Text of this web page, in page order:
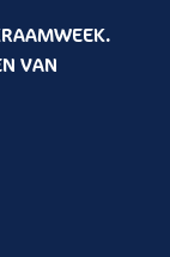
VAN